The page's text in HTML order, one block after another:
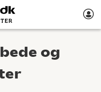
og